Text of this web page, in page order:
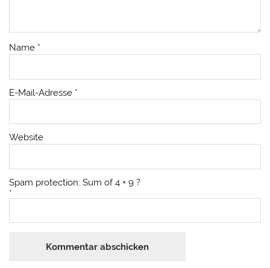
Name *
E-Mail-Adresse *
Website
Spam protection: Sum of 4 + 9 ?
*